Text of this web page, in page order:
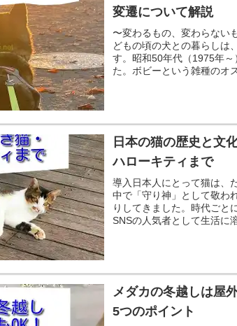
変遷について解説
〜変わるもの、変わらな
どもの頃の犬との暮らしは
す。昭和50年代（1975年
た。ボビーという雑種のオ
日本の猫の歴史と文
ハローキティまで
導入日本人にとって猫は、
中で「守り神」として敬わ
りしてきました。時代ごと
SNSの人気者として生活に
メダカの冬越しは屋
5つのポイント